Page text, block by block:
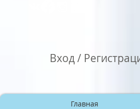
Вход /
Главная